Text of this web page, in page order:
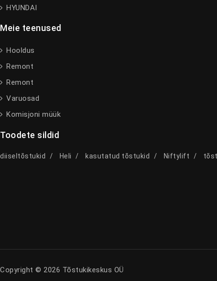
HYUNDAI
Meie teenused
Hooldus
Remont
Remont
Varuosad
Komisjoni müük
Toodete sildid
diiseltõstukid Heli kasutatud tõstukid Niftylift
Copyright © 2026 Tõstukikeskus OÜ